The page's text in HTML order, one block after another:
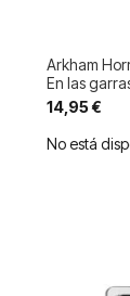
Arkham
En las
14,95 €
No está